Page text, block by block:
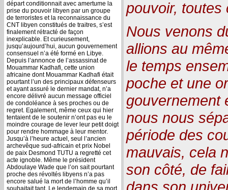
départ conditionnait avec amertume la
prise du pouvoir libyen par un groupe
de terroristes et la reconnaissance du
CNT libyen constitués de traitres, s’est
finalement rétracté de façon
inexplicable. Et curieusement,
jusqu’aujourd’hui, aucun gouvernement
consensuel n’a été formé en Libye.
Depuis l’annonce de l’assassinat de
Mouammar Kadhafi, cette union
africaine dont Mouammar Kadhafi était
pourtant l’un des principaux défenseurs
et ayant assuré le dernier mandat, n’a
encore délivré aucun message officiel
de condoléance à ses proches ou de
regret. Egalement, même ceux qui hier
tentaient de le soutenir n’ont pas eu le
moindre courage de lever leur petit doigt
pour rendre hommage à leur mentor.
Jusqu’à l’heure actuel, seul l’ancien
archevêque sud-africain et prix Nobel
de paix Desmond TUTU a regretté cet
acte ignoble. Même le président
Abdoulaye Wade que l’on sait pourtant
proche des révoltés libyens n’a pas
encore salué la mort de l’homme qu’il
souhaitait tant. Le lendemain de sa mort,
pouvoir, toutes
Nous venons
allions au
le temps
poche et une
gouvernement
nous nous
période des
mauvais, cela
son côté, de